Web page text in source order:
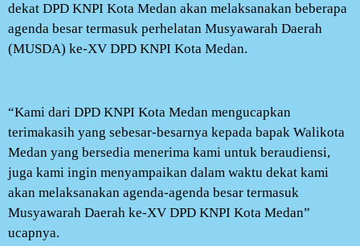
dekat DPD KNPI Kota Medan akan melaksanakan beberapa
agenda besar termasuk perhelatan Musyawarah Daerah
(MUSDA) ke-XV DPD KNPI Kota Medan.
“Kami dari DPD KNPI Kota Medan mengucapkan
terimakasih yang sebesar-besarnya kepada bapak Walikota
Medan yang bersedia menerima kami untuk beraudiensi,
juga kami ingin menyampaikan dalam waktu dekat kami
akan melaksanakan agenda-agenda besar termasuk
Musyawarah Daerah ke-XV DPD KNPI Kota Medan”
ucapnya.